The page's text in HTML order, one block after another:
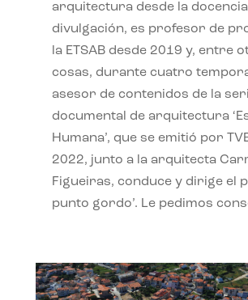
arquitectura desde la
divulgación, es profesor de
la ETSAB desde 2019 y, entre
cosas, durante cuatro
asesor de contenidos de la
documental de arquitectura
Humana’, que se emitió por
2022, junto a la arquitecta
Figueiras, conduce y dirige el
punto gordo’. Le pedimos